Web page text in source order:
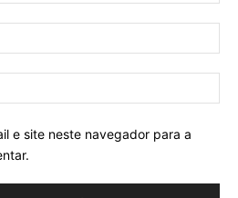
e site neste navegador para a